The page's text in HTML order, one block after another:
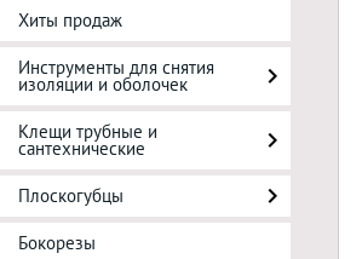
Хиты продаж
Инструменты для снятия
изоляции и оболочек
Клещи трубные и
сантехнические
Плоскогубцы
Бокорезы